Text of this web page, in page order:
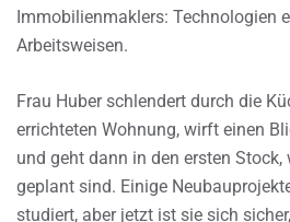
Immobilienmaklers: Technologien
Arbeitsweisen.
Frau Huber schlendert durch die
errichteten Wohnung, wirft einen
und geht dann in den ersten
geplant sind. Einige
studiert, aber jetzt ist sie sich